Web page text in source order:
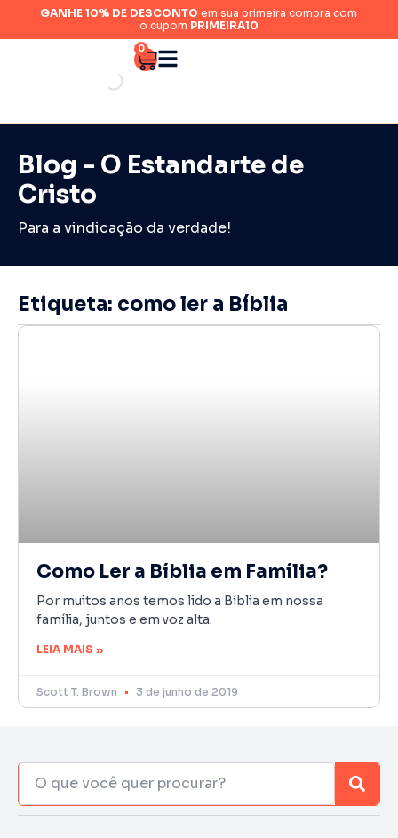
GANHE 10% DE DESCONTO em sua primeira compra com
o cupom PRIMEIRA10
0
Blog - O Estandarte de
Cristo
Para a vindicação da verdade!
Etiqueta: como ler a Bíblia
Como Ler a Bíblia em Família?
Por muitos anos temos lido a Bíblia em nossa
família, juntos e em voz alta.
LEIA MAIS »
Scott T. Brown 3 de junho de 2019